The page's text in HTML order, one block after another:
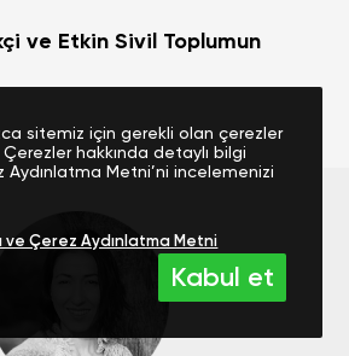
ve Etkin Sivil Toplumun
sitemiz için gerekli olan çerezler
Çerezler hakkında detaylı bilgi
Aydınlatma Metni’ni incelemenizi
ve Çerez Aydınlatma Metni
Kabul et